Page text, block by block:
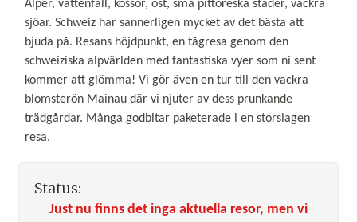
Alper, vattenfall, kossor, ost, små pittoreska städer, vackra
sjöar. Schweiz har sannerligen mycket av det bästa att
bjuda på. Resans höjdpunkt, en tågresa genom den
schweiziska alpvärlden med fantastiska vyer som ni sent
kommer att glömma! Vi gör även en tur till den vackra
blomsterön Mainau där vi njuter av dess prunkande
trädgårdar. Många godbitar paketerade i en storslagen
resa.
Status:
Just nu finns det inga aktuella resor, men vi